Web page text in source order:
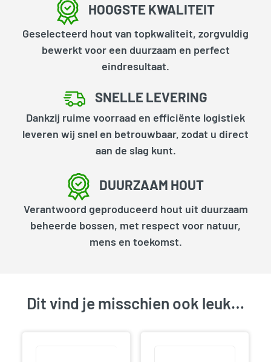
HOOGSTE KWALITEIT
Geselecteerd hout van topkwaliteit, zorgvuldig
bewerkt voor een duurzaam en perfect
eindresultaat.
SNELLE LEVERING
Dankzij ruime voorraad en efficiënte logistiek
leveren wij snel en betrouwbaar, zodat u direct
aan de slag kunt.
DUURZAAM HOUT
Verantwoord geproduceerd hout uit duurzaam
beheerde bossen, met respect voor natuur,
mens en toekomst.
Dit vind je misschien ook leuk…